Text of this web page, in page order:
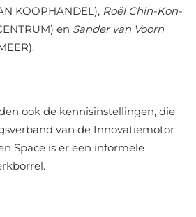
KOOPHANDEL), Roël Chin-Kon-
en Sander van Voorn
ook de kennisinstellingen, die
van de Innovatiemotor
Space is er een informele